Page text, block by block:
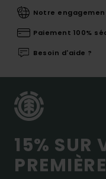
Notre
Paiement 100%
Besoin d'aide ?
15% SUR